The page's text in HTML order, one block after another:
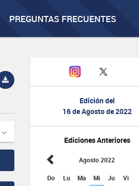
PREGUNTAS FRECUENTES
Edición del
16 de Agosto de 2022
Ediciones Anteriores
Agosto 2022
Do Lu Ma Mi Ju Vi